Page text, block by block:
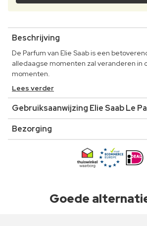
Beschrijving
De Parfum van Elie Saab is een
alledaagse momenten zal veranderen in
momenten.
Lees verder
Gebruiksaanwijzing Elie Saab Le
Bezorging
Goede